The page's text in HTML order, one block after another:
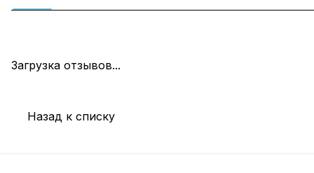
Загрузка отзывов...
Назад к списку